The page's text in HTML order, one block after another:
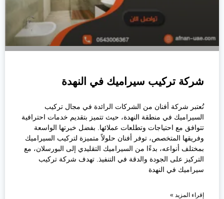
شركة تركيب سيراميك في النهدة
تُعتبر شركة أفنان من الشركات الرائدة في مجال تركيب
السيراميك في منطقة النهدة، حيث تتميز بتقديم خدمات احترافية
تتوافق مع احتياجات وتطلعات عملائها. بفضل خبرتها الواسعة
وفريقها المتخصص، توفر أفنان حلولاً متميزة لتركيب السيراميك
بمختلف أنواعه، بدءًا من السيراميك التقليدي إلى البورسلان، مع
التركيز على الجودة والدقة في التنفيذ. تهدف شركة تركيب
سيراميك في النهدة
إقراء المزيد »